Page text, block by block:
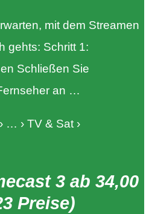
mit dem Streamen
gehts: Schritt 1:
Schließen Sie
an …
… › TV & Sat ›
3 ab 34,00
Preise)